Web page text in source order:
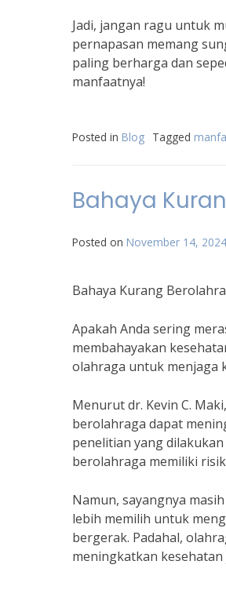
Jadi, jangan ragu untuk
pernapasan memang
paling berharga dan
manfaatnya!
Posted in Blog Tagged
Bahaya
Posted on November 14, 2024
Bahaya Kurang
Apakah Anda sering
membahayakan
olahraga untuk menjaga
Menurut dr. Kevin C.
berolahraga dapat
penelitian yang
berolahraga memiliki
Namun, sayangnya
lebih memilih untuk
bergerak. Padahal,
meningkatkan